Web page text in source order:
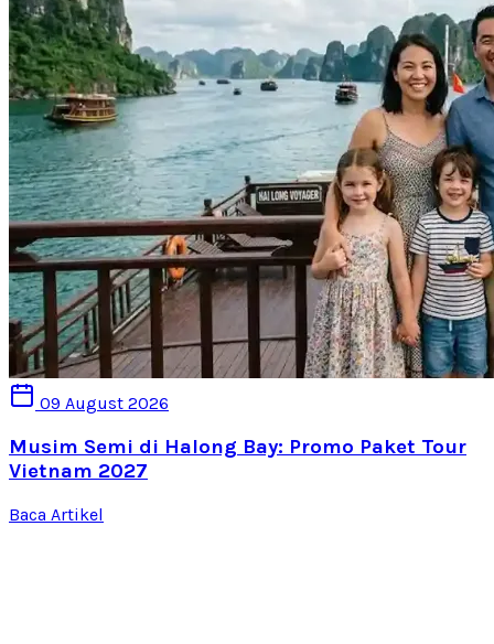
09 August 2026
Musim Semi di Halong Bay: Promo Paket Tour
Vietnam 2027
Baca Artikel